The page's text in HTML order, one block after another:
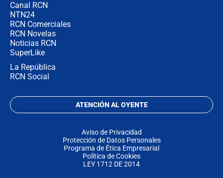
Canal RCN
NTN24
RCN Comerciales
RCN Novelas
Noticias RCN
SuperLike
La República
RCN Social
ATENCIÓN AL OYENTE
Aviso de Privacidad
Protección de Datos Personales
Programa de Ética Empresarial
Política de Cookies
LEY 1712 DE 2014